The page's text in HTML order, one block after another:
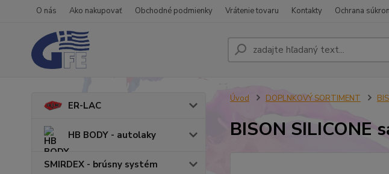
O nás Ako nakupovať Obchodné podmienky Vrátenie tovaru Kontakty Ochrana
ER-LAC
HB BODY - autolaky
SMIRDEX - brúsny systém
Úvod DOPLNKOVÝ SORTIMENT
BISON